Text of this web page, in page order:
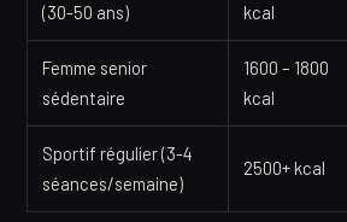
(30-50 ans)
kcal
Femme senior
sédentaire
1600 – 1800
kcal
Sportif régulier (3-4
séances/semaine)
2500+ kcal